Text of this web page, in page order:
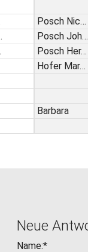
Posch Nic…
Posch Joh…
Posch Her…
Hofer Mar…
Barbara
Neue
Name:*